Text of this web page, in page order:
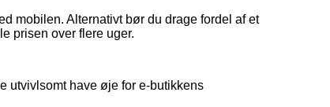
mobilen. Alternativt bør du drage fordel af et
prisen over flere uger.
utvivlsomt have øje for e-butikkens